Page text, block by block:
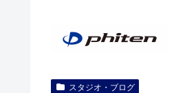
スタジオ・ブログ